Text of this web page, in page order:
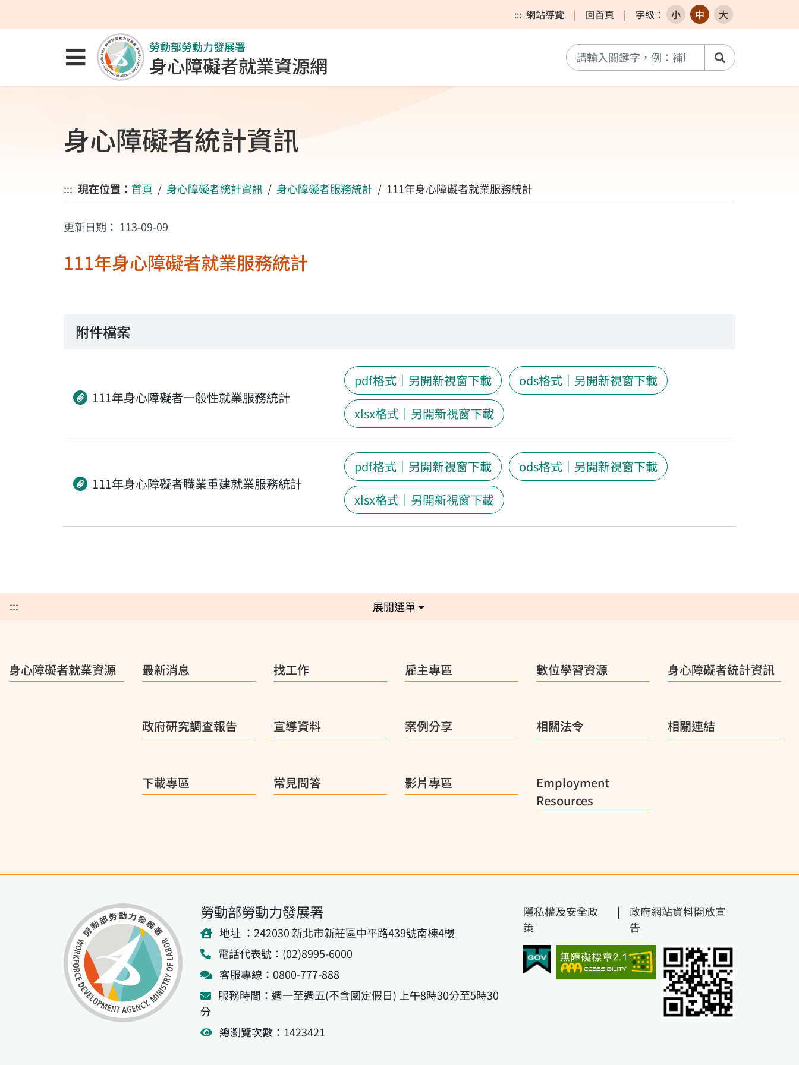
::: 網站導覽 | 回首頁 | 字級 ： 小 中 大
點選開啟選單
勞動部勞動力發展署
身心障礙者就業資源網 搜尋
身心障礙者統計資訊
::: 現在位置： 首頁 身心障礙者統計資訊 身心障礙者服務統計 111年身心障礙者就業服務統計
更新日期： 113-09-09
111年身心障礙者就業服務統計
附件檔案
111年身心障礙者一般性就業服務統計
pdf格式｜另開新視窗下載
ods格式｜另開新視窗下載
xlsx格式｜另開新視窗下載
111年身心障礙者職業重建就業服務統計
pdf格式｜另開新視窗下載
ods格式｜另開新視窗下載
xlsx格式｜另開新視窗下載
::: 選單
身心障礙者就業資源 最新消息 找工作 雇主專區 數位學習資源 身心障礙者統計資訊
政府研究調查報告 宣導資料 案例分享 相關法令 相關連結
下載專區 常見問答 影片專區
Employment
Resources
勞動部勞動力發展署
地址 ：242030 新北市新莊區中平路439號南棟4樓
電話代表號：(02)8995-6000
客服專線：0800-777-888
服務時間：週一至週五(不含國定假日) 上午8時30分至5時30
分
總瀏覽次數：1423421
隱私權及安全政
策
|
政府網站資料開放宣
告